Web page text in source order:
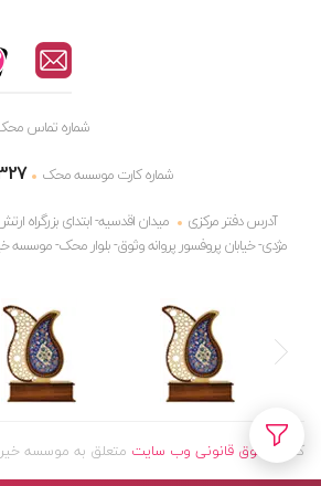
شماره تماس
شماره کارت موسسه محک
آدرس دفتر مرکزی
میدان اقدسیه- ابتدای بزرگراه
مژدی- خیابان پروفسور پروانه وثوق- بلوار محک-
کلیه حقوق قانونی وب سایت متعلق به موسسه